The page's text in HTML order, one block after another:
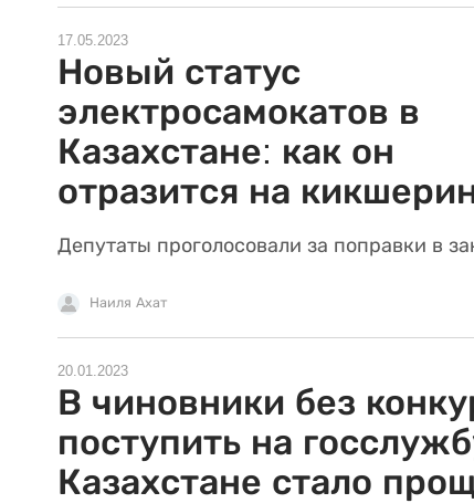
17.05.2023
Новый статус
электросамокатов в
Казахстане: как он
отразится на
Депутаты проголосовали за поправки в
Наиля Ахат
20.01.2023
В чиновники без
поступить на
Казахстане стало